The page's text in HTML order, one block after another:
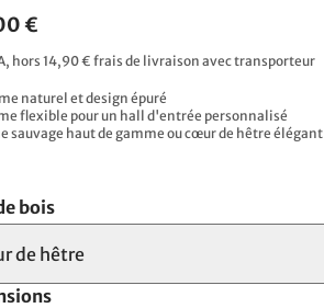
€
hors 14,90 € frais de livraison avec transporteur
naturel et design épuré
flexible pour un hall d'entrée personnalisé
sauvage haut de gamme ou cœur de hêtre élégant
bois
de hêtre